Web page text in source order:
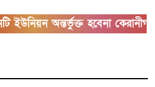
হবেনা কেরানীগঞ্জের সাথে